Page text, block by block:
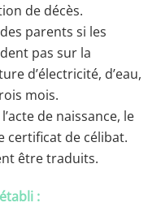
de décès.
parents si les
pas sur la
d’électricité, d’eau,
mois.
de naissance, le
certificat de célibat.
être traduits.
: